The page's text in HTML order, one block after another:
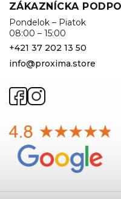
ZÁKAZNÍCKA
Pondelok – Piatok
08:00 – 15:00
+421 37 202 13 50
info@proxima.store